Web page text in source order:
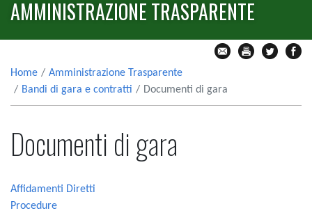
AMMINISTRAZIONE TRASPARENTE
Home
Amministrazione Trasparente
Bandi di gara e contratti
Documenti di gara
Documenti di gara
Affidamenti Diretti
Procedure